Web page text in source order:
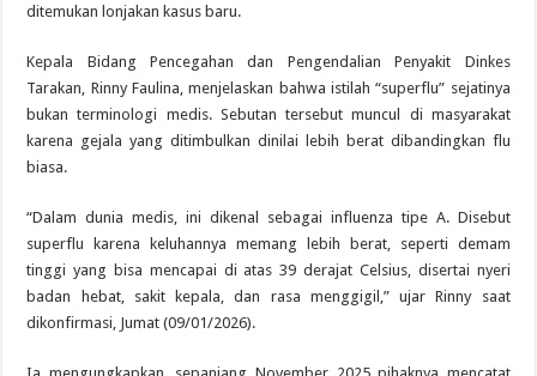
ditemukan lonjakan kasus baru.
Kepala Bidang Pencegahan dan Pengendalian Penyakit Dinkes
Tarakan, Rinny Faulina, menjelaskan bahwa istilah “superflu” sejatinya
bukan terminologi medis. Sebutan tersebut muncul di masyarakat
karena gejala yang ditimbulkan dinilai lebih berat dibandingkan flu
biasa.
“Dalam dunia medis, ini dikenal sebagai influenza tipe A. Disebut
superflu karena keluhannya memang lebih berat, seperti demam
tinggi yang bisa mencapai di atas 39 derajat Celsius, disertai nyeri
badan hebat, sakit kepala, dan rasa menggigil,” ujar Rinny saat
dikonfirmasi, Jumat (09/01/2026).